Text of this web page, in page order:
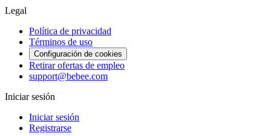
Legal
Política de privacidad
Términos de uso
Configuración de cookies
Retirar ofertas de empleo
support@bebee.com
Iniciar sesión
Iniciar sesión
Registrarse